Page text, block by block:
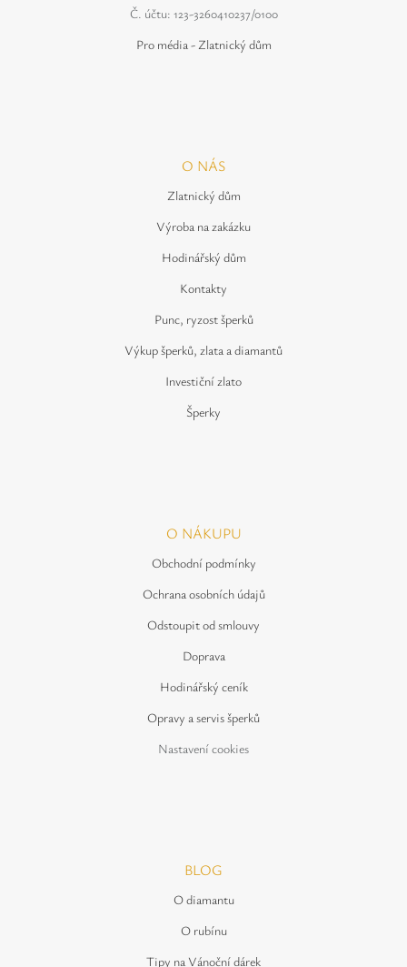
Č. účtu: 123-3260410237/0100
Pro média - Zlatnický dům
O NÁS
Zlatnický dům
Výroba na zakázku
Hodinářský dům
Kontakty
Punc, ryzost šperků
Výkup šperků, zlata a diamantů
Investiční zlato
Šperky
O NÁKUPU
Obchodní podmínky
Ochrana osobních údajů
Odstoupit od smlouvy
Doprava
Hodinářský ceník
Opravy a servis šperků
Nastavení cookies
BLOG
O diamantu
O rubínu
Tipy na Vánoční dárek